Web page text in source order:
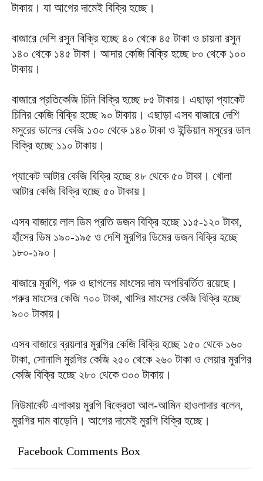
টাকায়। যা আগের দামেই বিক্রি হচ্ছে।
বাজারে দেশি রসুন বিক্রি হচ্ছে ৪০ থেকে ৪৫ টাকা ও চায়না রসুন
১৪০ থেকে ১৪৫ টাকা। আদার কেজি বিক্রি হচ্ছে ৮০ থেকে ১০০
টাকায়।
বাজারে প্রতিকেজি চিনি বিক্রি হচ্ছে ৮৫ টাকায়। এছাড়া প্যাকেট
চিনির কেজি বিক্রি হচ্ছে ৯০ টাকায়। এছাড়া এসব বাজারে দেশি
মসুরের ডালের কেজি ১৩০ থেকে ১৪০ টাকা ও ইন্ডিয়ান মসুরের ডাল
বিক্রি হচ্ছে ১১০ টাকায়।
প্যাকেট আটার কেজি বিক্রি হচ্ছে ৪৮ থেকে ৫০ টাকা। খোলা
আটার কেজি বিক্রি হচ্ছে ৫০ টাকায়।
এসব বাজারে লাল ডিম প্রতি ডজন বিক্রি হচ্ছে ১১৫-১২০ টাকা,
হাঁসের ডিম ১৯০-১৯৫ ও দেশি মুরগির ডিমের ডজন বিক্রি হচ্ছে
১৮০-১৯০।
বাজারে মুরগি, গরু ও ছাগলের মাংসের দাম অপরিবর্তিত রয়েছে।
গরুর মাংসের কেজি ৭০০ টাকা, খাসির মাংসের কেজি বিক্রি হচ্ছে
৯০০ টাকায়।
এসব বাজারে ব্রয়লার মুরগির কেজি বিক্রি হচ্ছে ১৫০ থেকে ১৬০
টাকা, সোনালি মুরগির কেজি ২৫০ থেকে ২৬০ টাকা ও লেয়ার মুরগির
কেজি বিক্রি হচ্ছে ২৮০ থেকে ৩০০ টাকায়।
নিউমার্কেট এলাকায় মুরগি বিক্রেতা আল-আমিন হাওলাদার বলেন,
মুরগির দাম বাড়েনি। আগের দামেই মুরগি বিক্রি হচ্ছে।
Facebook Comments Box